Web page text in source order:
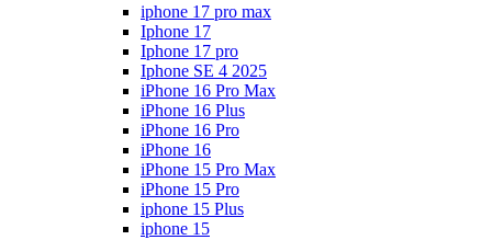
iphone 17 pro max
Iphone 17
Iphone 17 pro
Iphone SE 4 2025
iPhone 16 Pro Max
iPhone 16 Plus
iPhone 16 Pro
iPhone 16
iPhone 15 Pro Max
iPhone 15 Pro
iphone 15 Plus
iphone 15